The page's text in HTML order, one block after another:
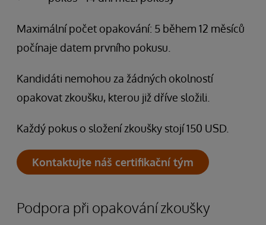
Maximální počet opakování: 5 během 12 měsíců
počínaje datem prvního pokusu.
Kandidáti nemohou za žádných okolností
opakovat zkoušku, kterou již dříve složili.
Každý pokus o složení zkoušky stojí 150 USD.
Kontaktujte náš certifikační tým
Podpora při opakování zkoušky